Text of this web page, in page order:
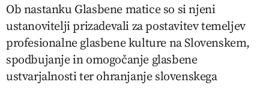
Ob nastanku Glasbene matice so si njeni
ustanovitelji prizadevali za postavitev temeljev
profesionalne glasbene kulture na Slovenskem,
spodbujanje in omogočanje glasbene
ustvarjalnosti ter ohranjanje slovenskega